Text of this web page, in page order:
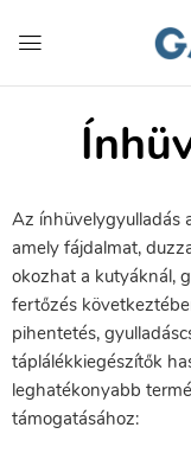
Az ínhüvelygyulladás
amely fájdalmat,
okozhat a kutyáknál,
fertőzés
pihentetés,
táplálékkiegészítők
leghatékonyabb
támogatásához: